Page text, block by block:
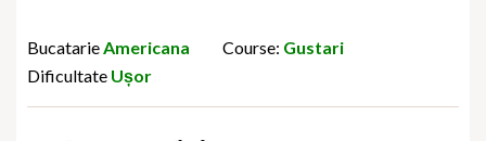
BucatarieAmericana Course: Gustari
Dificultate Ușor